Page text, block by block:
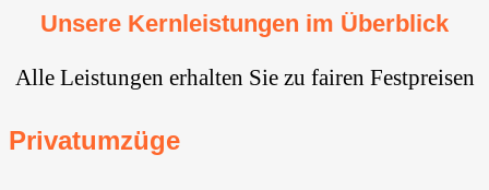
Unsere Kernleistungen im Überblick
Alle Leistungen erhalten Sie zu fairen Festpreisen
Privatumzüge